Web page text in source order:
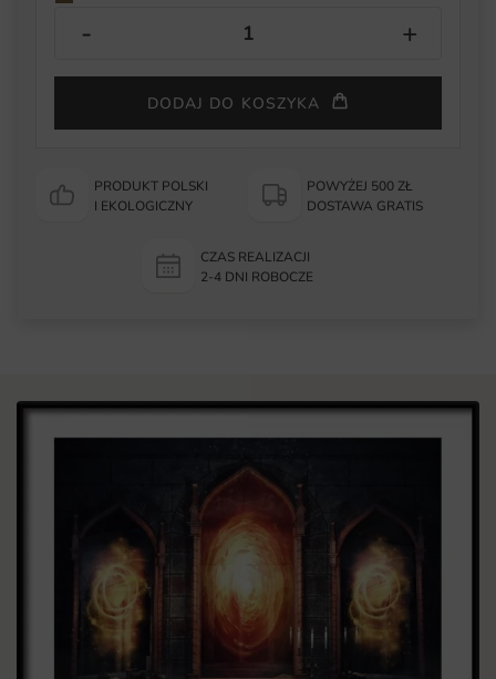
DODAJ DO KOSZYKA
PRODUKT POLSKI
I EKOLOGICZNY
POWYŻEJ 500 ZŁ
DOSTAWA GRATIS
CZAS REALIZACJI
2-4 DNI ROBOCZE